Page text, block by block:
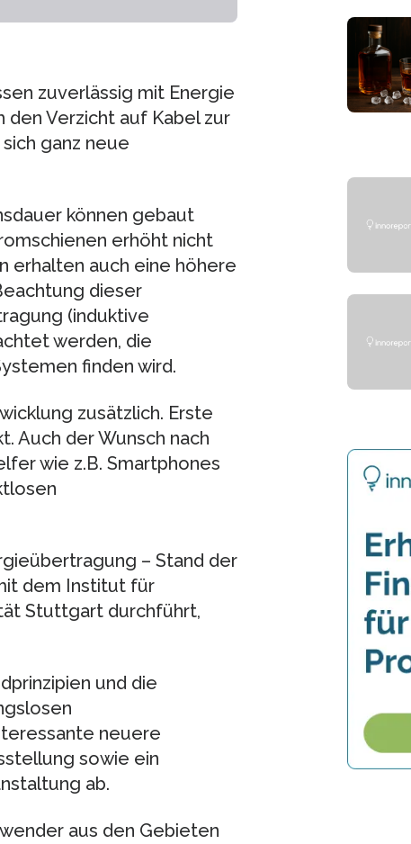
zuverlässig mit Energie
Verzicht auf Kabel zur
ganz neue
können gebaut
erhöht nicht
erhalten auch eine höhere
dieser
(induktive
werden, die
finden wird.
zusätzlich. Erste
Auch der Wunsch nach
wie z.B. Smartphones
– Stand der
dem Institut für
Stuttgart durchführt,
und die
neuere
sowie ein
ab.
aus den Gebieten